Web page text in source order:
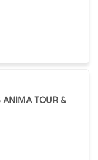
ANIMA TOUR &